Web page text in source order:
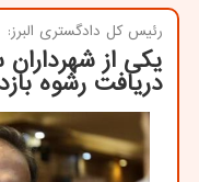
رئیس كل دادگستری البرز:
یکی از شهرداران
دریافت رشوه